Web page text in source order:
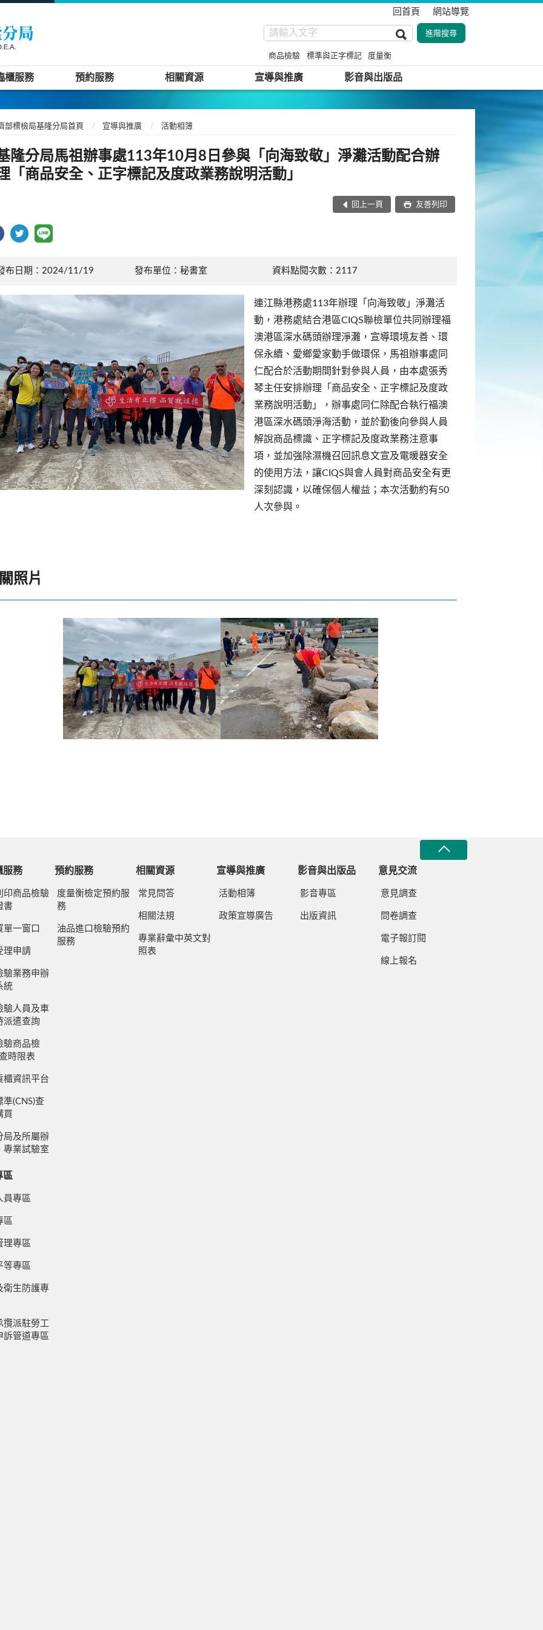
回首頁 網站導覽
商品檢驗 標準與正字標記 度量衡
櫃服務 預約服務 相關資源 宣導與推廣 影音與出版品
部標檢局基隆分局首頁 宣導與推廣 活動相簿
隆分局馬祖辦事處113年10月8日參與「向海致敬」淨灘活動配合辦
「商品安全、正字標記及度政業務說明活動」
回上一頁 友善列印
布日期：2024/11/19 發布單位：秘書室 資料點閱次數：2117
連江縣港務處113年辦理「向海致敬」淨灘活
動，港務處結合港區CIQS聯檢單位共同辦理福
澳港區深水碼頭辦理淨灘，宣導環境友善、環
保永續、愛鄉愛家動手做環保，馬祖辦事處同
仁配合於活動期間針對參與人員，由本處張秀
琴主任安排辦理「商品安全、正字標記及度政
業務說明活動」，辦事處同仁除配合執行福澳
港區深水碼頭淨海活動，並於勤後向參與人員
解說商品標識、正字標記及度政業務注意事
項，並加強除濕機召回訊息文宣及電暖器安全
的使用方法，讓CIQS與會人員對商品安全有更
深刻認識，以確保個人權益；本次活動約有50
人次參與。
照片
服務
印商品檢驗
書
單一窗口
理申請
驗業務申辦
統
驗人員及車
派遣查詢
驗商品檢
時限表
櫃資訊平台
準(CNS)查
買
局及所屬辦
專業試驗室
預約服務
度量衡檢定預約服
務
油品進口檢驗預約
服務
相關資源
常見問答
相關法規
專業辭彙中英文對
照表
宣導與推廣
活動相簿
政策宣導廣告
影音與出版品
影音專區
出版資訊
意見交流
意見調查
問卷調查
電子報訂閱
線上報名
區
員專區
區
理專區
等專區
衛生防護專
攬派駐勞工
訴管道專區